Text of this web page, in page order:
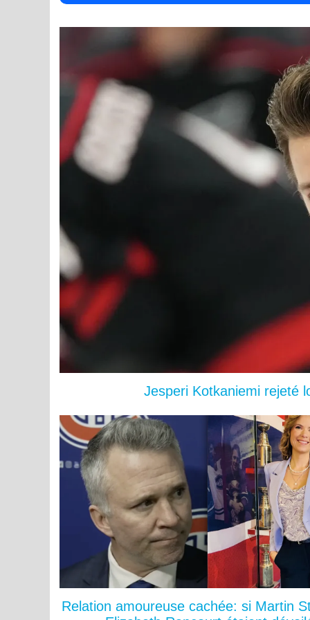
Jesperi Kotkaniemi rejeté
Relation amoureuse cachée: si Martin